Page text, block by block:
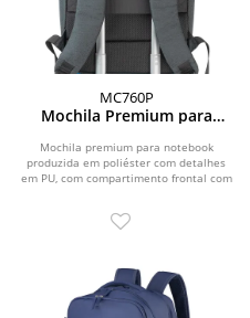
MC760P
Mochila Premium para
Mochila premium para notebook
produzida em poliéster com detalhes
em PU, com compartimento frontal com